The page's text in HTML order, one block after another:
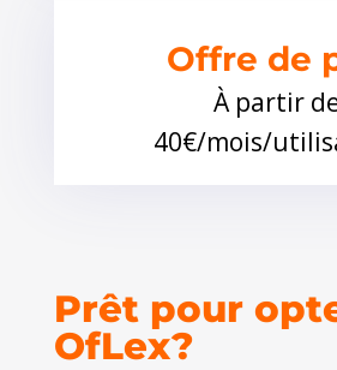
Offre de
À partir
40€/mois/
Prêt pour
OfLex?